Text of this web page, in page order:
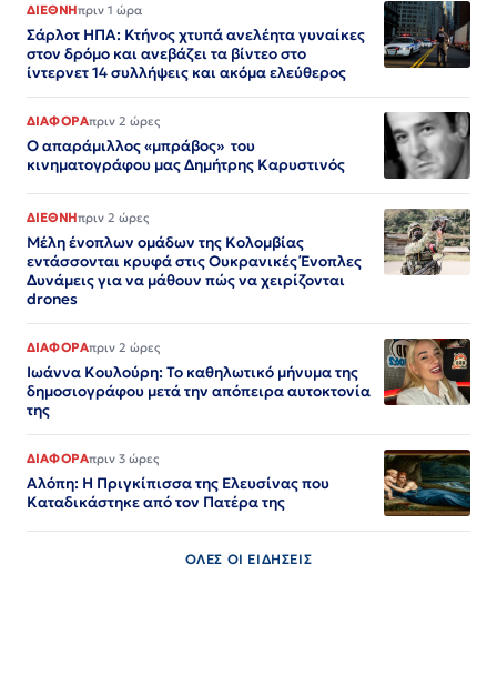
ΔΙΕΘΝΗπριν 1 ώρα
Σάρλοτ ΗΠΑ: Κτήνος χτυπά ανελέητα γυναίκες
στον δρόμο και ανεβάζει τα βίντεο στο
ίντερνετ 14 συλλήψεις και ακόμα ελεύθερος​​​​​​​​​​​​​​​​​​​​​​​​​​​​​​​​​​​​​​​​​​​​​​​​​​
ΔΙΑΦΟΡΑπριν 2 ώρες
Ο απαράμιλλος «μπράβος» του
κινηματογράφου μας Δημήτρης Καρυστινός
ΔΙΕΘΝΗπριν 2 ώρες
Μέλη ένοπλων ομάδων της Κολομβίας
εντάσσονται κρυφά στις Ουκρανικές Ένοπλες
Δυνάμεις για να μάθουν πώς να χειρίζονται
drones
ΔΙΑΦΟΡΑπριν 2 ώρες
Ιωάννα Κουλούρη: Το καθηλωτικό μήνυμα της
δημοσιογράφου μετά την απόπειρα αυτοκτονία
της
ΔΙΑΦΟΡΑπριν 3 ώρες
Αλόπη: Η Πριγκίπισσα της Ελευσίνας που
Καταδικάστηκε από τον Πατέρα της
ΟΛΕΣ ΟΙ ΕΙΔΗΣΕΙΣ